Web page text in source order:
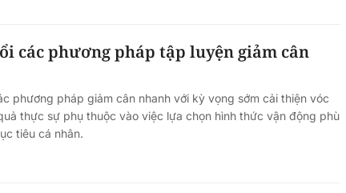
các phương pháp tập luyện giảm cân
phương pháp giảm cân nhanh với kỳ vọng sớm cải thiện vóc
thực sự phụ thuộc vào việc lựa chọn hình thức vận động phù
tiêu cá nhân.